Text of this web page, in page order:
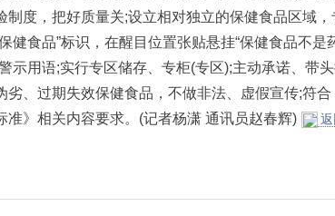
制度，把好质量关;设立相对独立的保健食品区域
健食品”标识，在醒目位置张贴悬挂“保健食品不是
示用语;实行专区储存、专柜(专区);主动承诺、带
劣、过期失效保健食品，不做非法、虚假宣传;符
准》相关内容要求。(记者杨潇 通讯员赵春辉)